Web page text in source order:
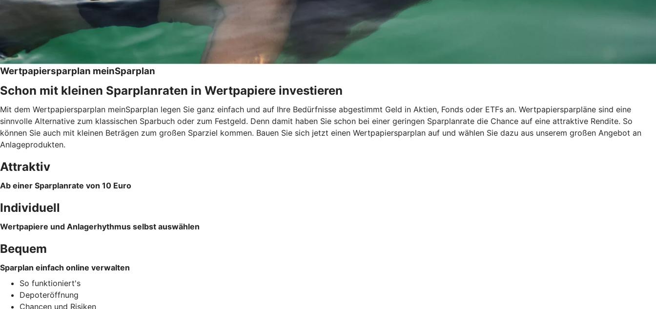
Wertpapiersparplan meinSparplan
Schon mit kleinen Sparplanraten in Wertpapiere investieren
Mit dem Wertpapiersparplan meinSparplan legen Sie ganz einfach und auf Ihre Bedürfnisse abgestimmt Geld in Aktien, Fonds oder ETFs an. Wertpapiersparpläne sind eine
sinnvolle Alternative zum klassischen Sparbuch oder zum Festgeld. Denn damit haben Sie schon bei einer geringen Sparplanrate die Chance auf eine attraktive Rendite. So
können Sie auch mit kleinen Beträgen zum großen Sparziel kommen. Bauen Sie sich jetzt einen Wertpapiersparplan auf und wählen Sie dazu aus unserem großen Angebot an
Anlageprodukten.
Attraktiv
Ab einer Sparplanrate von 10 Euro
Individuell
Wertpapiere und Anlagerhythmus selbst auswählen
Bequem
Sparplan einfach online verwalten
So funktioniert's
Depoteröffnung
Chancen und Risiken